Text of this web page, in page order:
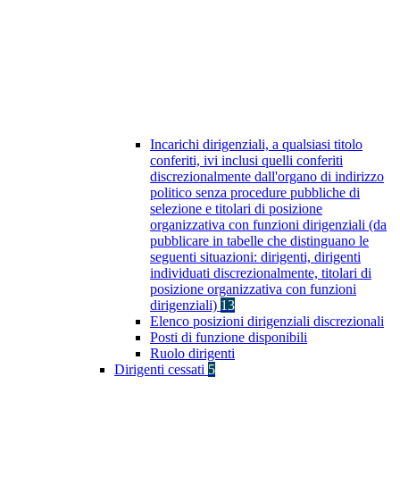
Incarichi dirigenziali, a qualsiasi titolo
conferiti, ivi inclusi quelli conferiti
discrezionalmente dall'organo di indirizzo
politico senza procedure pubbliche di
selezione e titolari di posizione
organizzativa con funzioni dirigenziali (da
pubblicare in tabelle che distinguano le
seguenti situazioni: dirigenti, dirigenti
individuati discrezionalmente, titolari di
posizione organizzativa con funzioni
dirigenziali) 13
Elenco posizioni dirigenziali discrezionali
Posti di funzione disponibili
Ruolo dirigenti
Dirigenti cessati 5